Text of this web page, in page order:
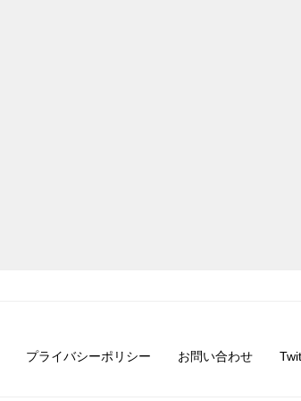
プライバシーポリシー お問い合わせ